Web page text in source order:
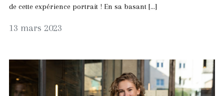
de cette expérience portrait ! En sa basant […]
13 mars 2023